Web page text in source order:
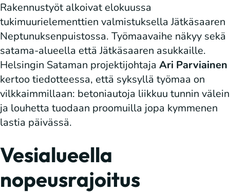
Rakennustyöt alkoivat elokuussa
tukimuurielementtien valmistuksella Jätkäsaaren
Neptunuksenpuistossa. Työmaavaihe näkyy sekä
satama-alueella että Jätkäsaaren asukkaille.
Helsingin Sataman projektijohtaja Ari Parviainen
kertoo tiedotteessa, että syksyllä työmaa on
vilkkaimmillaan: betoniautoja liikkuu tunnin välein
ja louhetta tuodaan proomuilla jopa kymmenen
lastia päivässä.
Vesialueella
nopeusrajoitus